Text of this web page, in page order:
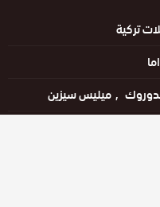
تركية
ميليس سيزين